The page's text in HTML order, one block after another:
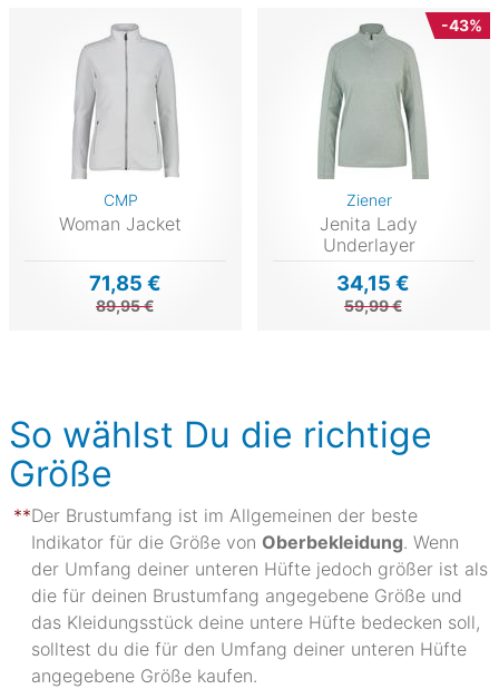
CMP
Woman Jacket
71,85 €
89,95 €
-43%
Ziener
Jenita Lady
Underlayer
34,15 €
59,99 €
So wählst Du die richtige
Größe
Der Brustumfang ist im Allgemeinen der beste
Indikator für die Größe von Oberbekleidung. Wenn
der Umfang deiner unteren Hüfte jedoch größer ist als
die für deinen Brustumfang angegebene Größe und
das Kleidungsstück deine untere Hüfte bedecken soll,
solltest du die für den Umfang deiner unteren Hüfte
angegebene Größe kaufen.